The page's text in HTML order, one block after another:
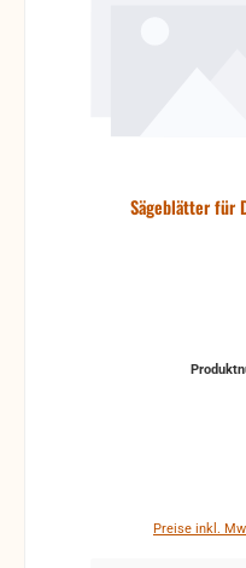
Sägeblätter für
Preise inkl.